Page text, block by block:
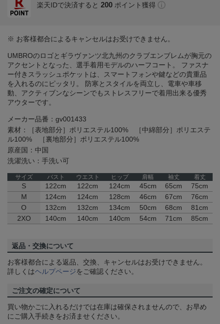
楽天IDで決済すると 200 ポイント獲得
※ お客様都合によるキャンセルはお受けできません。
UMBROのロゴとギラヴァンツ北九州のクラブエンブレムが胸元の
アクセントとなった、選手着用モデルのハーフコート。 ファスナ
ー付きスラッシュポケットは、スマートフォンや鍵などの貴重品
を入れるのにピッタリ。 防寒とスタイルを両立し、電車や車移
動、アクティブンなシーンでもストレスフリーで着用出来る優秀
アウターです。
メーカー品番：gv001433
素材：［表地部分］ポリエステル100% ［中綿部分］ポリエステ
ル100% ［裏地部分］ポリエステル100%
原産国：中国
洗濯洗い：手洗い可
サイズ バスト ウエスト ヒップ 肩幅 袖丈 着丈
S 122cm 122cm 124cm 45cm 65cm
75cm
M
124cm 124cm 128cm 46cm 67cm
76cm
O
132cm 132cm 134cm 50cm 68cm
81cm
2XO
140cm 140cm 140cm 54cm 71cm 85cm
返品・交換について
お客様都合による返品、交換、キャンセルはお受けできません。
詳しくはヘルプページをご確認ください。
ご注文の確定について
買い物かごに入れるだけでは在庫は確保されませんので、お早め
にご購入手続きをお済ませください。